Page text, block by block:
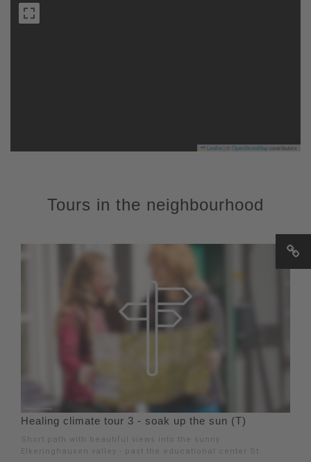
Leaflet OpenStreetMapcontributors
Tours in the neighbourhood
Healing climate tour 3 - soak up the sun (T)
Short path with beautiful views into the sunny
Elkeringhausen valley - past the educational center St.